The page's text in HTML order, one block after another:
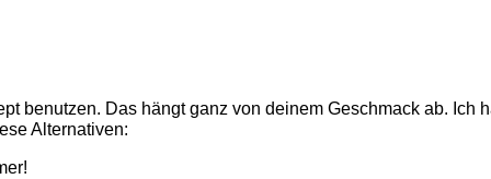
benutzen. Das hängt ganz von deinem Geschmack ab.
Alternativen: